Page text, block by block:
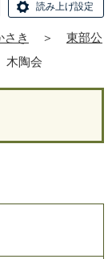
読み上げ設定
さき ＞
東部公
木陶会